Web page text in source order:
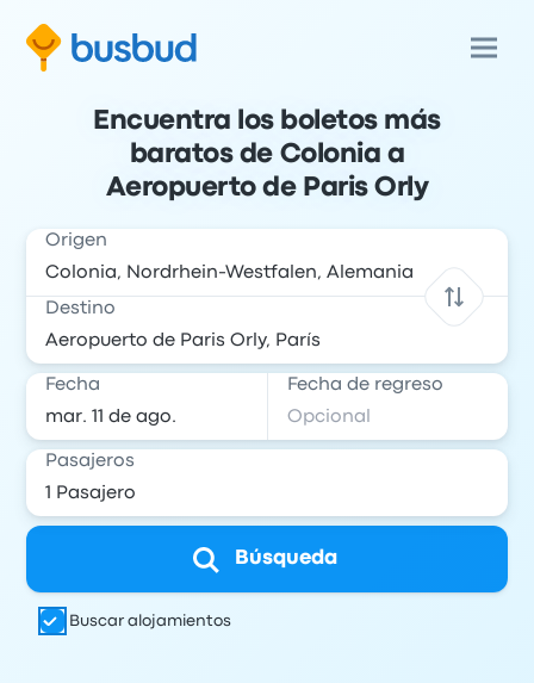
Encuentra los boletos más
baratos de Colonia a
Aeropuerto de Paris Orly
Origen
Destino
Fecha Fecha de regreso
Pasajeros
Búsqueda
Buscar alojamientos